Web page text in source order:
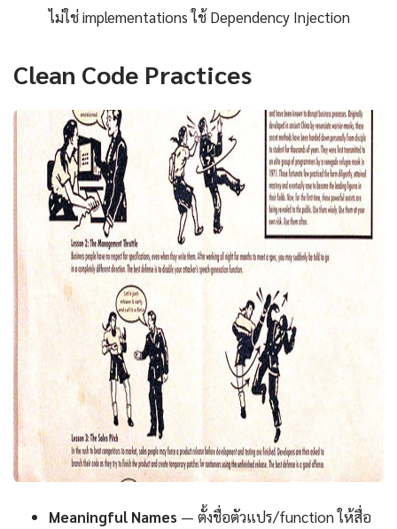
ไม่ใช่ implementations ใช้ Dependency Injection
Clean Code Practices
Meaningful Names — ตั้งชื่อตัวแปร/function ให้สื่อ